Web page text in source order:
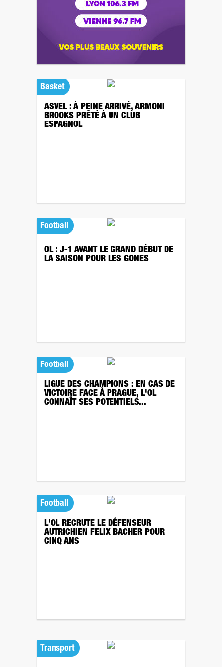
Basket
ASVEL : À PEINE ARRIVÉ, ARMONI
BROOKS PRÊTÉ À UN CLUB
ESPAGNOL
Football
OL : J-1 AVANT LE GRAND DÉBUT DE
LA SAISON POUR LES GONES
Football
LIGUE DES CHAMPIONS : EN CAS DE
VICTOIRE FACE À PRAGUE, L'OL
CONNAÎT SES POTENTIELS...
Football
L'OL RECRUTE LE DÉFENSEUR
AUTRICHIEN FELIX BACHER POUR
CINQ ANS
Transport